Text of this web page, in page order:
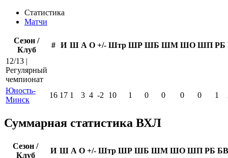
Статистика
Матчи
Сезон /
Клуб
# И Ш А О +/- Штр ШР ШБ ШМ ШО ШП РБ
12/13 |
Регулярный
чемпионат
Юность-
Минск
16 17 1 3 4 -2 10 1 0 0 0 0 1
Суммарная статистика ВХЛ
Сезон /
Клуб
И Ш А О +/- Штр ШР ШБ ШМ ШО ШП РБ БВ